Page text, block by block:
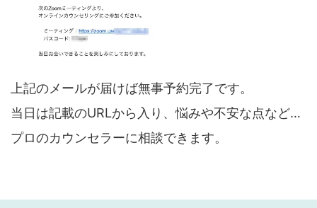
上記のメールが届けば無事予約完了です。
当日は記載のURLから入り、悩みや不安な点など…
プロのカウンセラーに相談できます。